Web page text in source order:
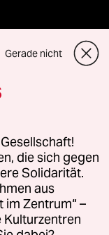
für Genehmigungen
Richtlinien
AGB
Gerade nicht
die sich gegen
Solidarität.
aus
im Zentrum“ –
Kulturzentren